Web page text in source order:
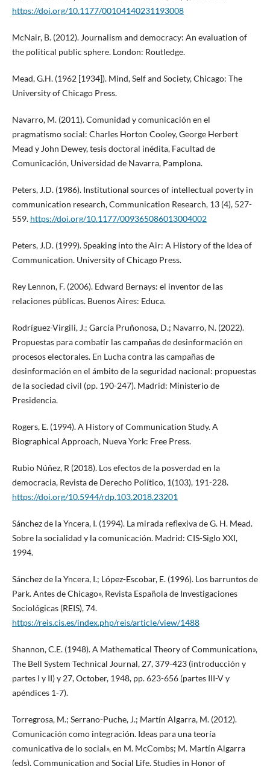
https://doi.org/10.1177/00104140231193008
McNair, B. (2012). Journalism and democracy: An evaluation of
the political public sphere. London: Routledge.
Mead, G.H. (1962 [1934]). Mind, Self and Society, Chicago: The
University of Chicago Press.
Navarro, M. (2011). Comunidad y comunicación en el
pragmatismo social: Charles Horton Cooley, George Herbert
Mead y John Dewey, tesis doctoral inédita, Facultad de
Comunicación, Universidad de Navarra, Pamplona.
Peters, J.D. (1986). Institutional sources of intellectual poverty in
communication research, Communication Research, 13 (4), 527-
559. https://doi.org/10.1177/009365086013004002
Peters, J.D. (1999). Speaking into the Air: A History of the Idea of
Communication. University of Chicago Press.
Rey Lennon, F. (2006). Edward Bernays: el inventor de las
relaciones públicas. Buenos Aires: Educa.
Rodríguez-Virgili, J.; García Pruñonosa, D.; Navarro, N. (2022).
Propuestas para combatir las campañas de desinformación en
procesos electorales. En Lucha contra las campañas de
desinformación en el ámbito de la seguridad nacional: propuestas
de la sociedad civil (pp. 190-247). Madrid: Ministerio de
Presidencia.
Rogers, E. (1994). A History of Communication Study. A
Biographical Approach, Nueva York: Free Press.
Rubio Núñez, R (2018). Los efectos de la posverdad en la
democracia, Revista de Derecho Político, 1(103), 191-228.
https://doi.org/10.5944/rdp.103.2018.23201
Sánchez de la Yncera, I. (1994). La mirada reflexiva de G. H. Mead.
Sobre la socialidad y la comunicación. Madrid: CIS-Siglo XXI,
1994.
Sánchez de la Yncera, I.; López-Escobar, E. (1996). Los barruntos de
Park. Antes de Chicago», Revista Española de Investigaciones
Sociológicas (REIS), 74.
https://reis.cis.es/index.php/reis/article/view/1488
Shannon, C.E. (1948). A Mathematical Theory of Communication»,
The Bell System Technical Journal, 27, 379-423 (introducción y
partes I y II) y 27, October, 1948, pp. 623-656 (partes III-V y
apéndices 1-7).
Torregrosa, M.; Serrano-Puche, J.; Martín Algarra, M. (2012).
Comunicación como integración. Ideas para una teoría
comunicativa de lo social», en M. McCombs; M. Martín Algarra
(eds), Communication and Social Life. Studies in Honor of